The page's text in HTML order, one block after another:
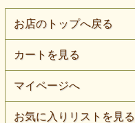
お店のトップへ戻る
カートを見る
マイページへ
お気に入りリストを見る